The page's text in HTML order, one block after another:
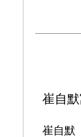
崔自
崔自默